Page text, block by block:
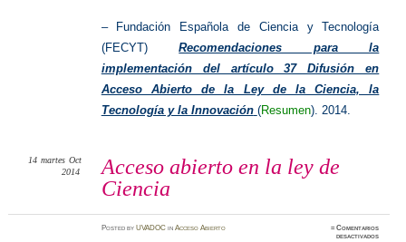
– Fundación Española de Ciencia y Tecnología
(FECYT)Recomendaciones para la
implementación del artículo 37 Difusión en
Acceso Abierto de la Ley de la Ciencia, la
Tecnología y la Innovación (Resumen). 2014.
Acceso abierto en la ley de
Ciencia
14 martes Oct
2014
PostedbyUVADOC inAcceso Abierto ≈Comentarios
desactivadosen